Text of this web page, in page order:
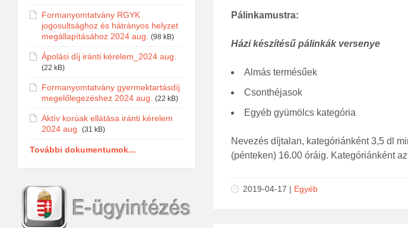
Pálinkamustra:
Házi készítésű pálinkák versenye
Almás termésűek
Csonthéjasok
Egyéb gyümölcs kategória
Nevezés díjtalan, kategóriánként 3,5 dl
(pénteken) 16.00 óráig. Kategóriánként
2019-04-17 | Egyéb
Formanyomtatvány RGYK
jogosultsághoz és hátrányos helyzet
megállapításához 2024 aug.
(98 kB)
Ápolási díj iránti kérelem_2024 aug.
(22 kB)
Formanyomtatvány gyermektartásdíj
megelőlegezéshez 2024 aug.
(22 kB)
Aktív korúak ellátása iránti kérelem
2024 aug.
(31 kB)
További dokumentumok...